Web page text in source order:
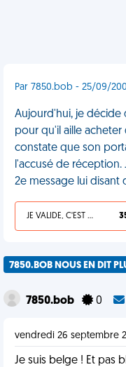
Par 7850.bob - 25/09/
Aujourd'hui, je
pour qu'il aille acheter
constate que son
l'accusé de
2e message lui disant
JE VALIDE, C'EST UNE VDM
7850.BOB NOUS EN DIT
7850.bob 0
vendredi 26 septembre
Je suis belge ! Et pas